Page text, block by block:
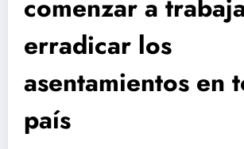
comenzar a
erradicar los
asentamientos en
país